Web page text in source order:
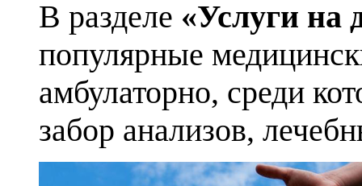
В разделе «Услуги на
популярные
амбулаторно, среди
забор анализов,